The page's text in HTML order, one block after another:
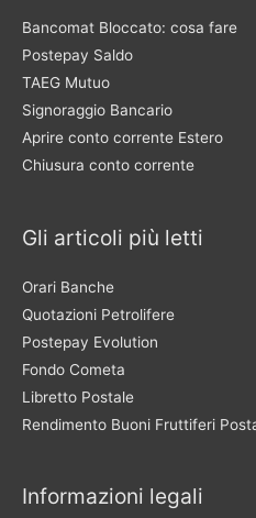
Bancomat Bloccato: cosa fare
Postepay Saldo
TAEG Mutuo
Signoraggio Bancario
Aprire conto corrente Estero
Chiusura conto corrente
Gli articoli più letti
Orari Banche
Quotazioni Petrolifere
Postepay Evolution
Fondo Cometa
Libretto Postale
Rendimento Buoni Fruttiferi
Informazioni legali